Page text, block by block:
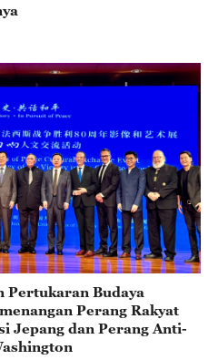
Pertukaran Budaya
Perang Rakyat
Jepang dan Perang Anti-